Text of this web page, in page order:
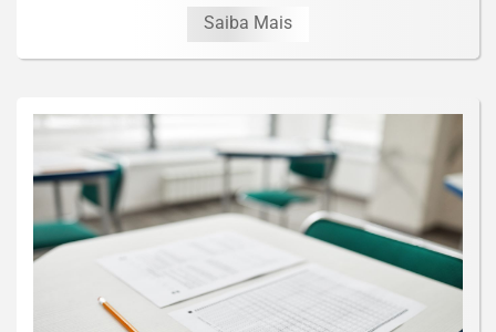
Saiba Mais